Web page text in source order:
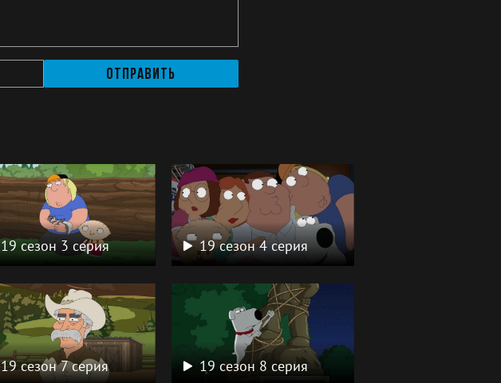
Отправить
19 сезон 3 серия 19 сезон 4 серия
19 сезон 7 серия 19 сезон 8 серия